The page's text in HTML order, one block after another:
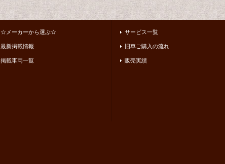
☆メーカーから選ぶ☆
最新掲載情報
掲載車両一覧
サービス一覧
旧車ご購入の流れ
販売実績